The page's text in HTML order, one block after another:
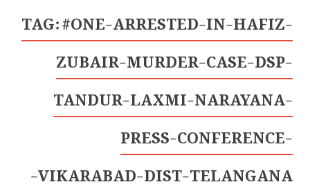
TAG:#ONE-ARRESTED-IN-HAFIZ-
ZUBAIR-MURDER-CASE-DSP-
TANDUR-LAXMI-NARAYANA-
PRESS-CONFERENCE-
VIKARABAD-DIST-TELANGANA-